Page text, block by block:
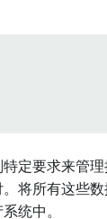
定要求来管
将所有这些
统中。